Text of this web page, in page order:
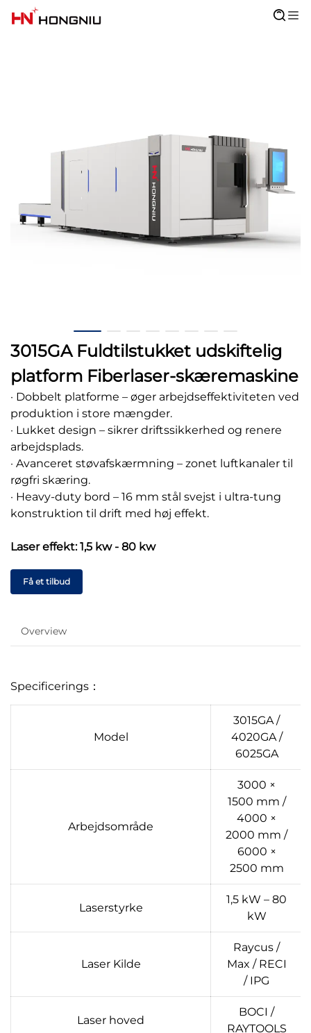
3015GA Fuldtilstukket udskiftelig
platform Fiberlaser-skæremaskine
· Dobbelt platforme – øger arbejdseffektiviteten ved
produktion i store mængder.
· Lukket design – sikrer driftssikkerhed og renere
arbejdsplads.
· Avanceret støvafskærmning – zonet luftkanaler til
røgfri skæring.
· Heavy-duty bord – 16 mm stål svejst i ultra-tung
konstruktion til drift med høj effekt.
Laser effekt: 1,5 kw - 80 kw
Få et tilbud
Overview
Specificerings：
Model
3015GA /
4020GA /
6025GA
Arbejdsområde
3000 ×
1500 mm /
4000 ×
2000 mm /
6000 ×
2500 mm
Laserstyrke
1,5 kW – 80
kW
Laser Kilde
Raycus /
Max / RECI
/ IPG
Laser hoved
BOCI /
RAYTOOLS